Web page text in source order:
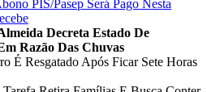
PIS/Pasep Será Pago Nesta
Decreta Estado De
Razão Das Chuvas
É Resgatado Após Ficar Sete Horas